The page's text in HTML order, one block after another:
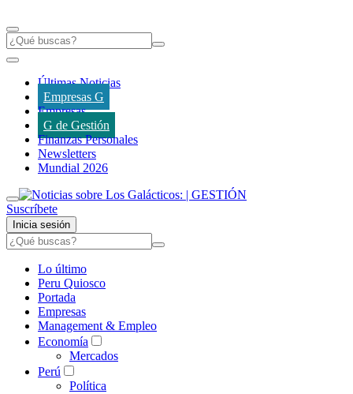
Últimas Noticias
Empresas G
Empresas
G de Gestión
Finanzas Personales
Newsletters
Mundial 2026
Suscríbete
Inicia sesión
Lo último
Peru Quiosco
Portada
Empresas
Management & Empleo
Economía
Mercados
Perú
Política